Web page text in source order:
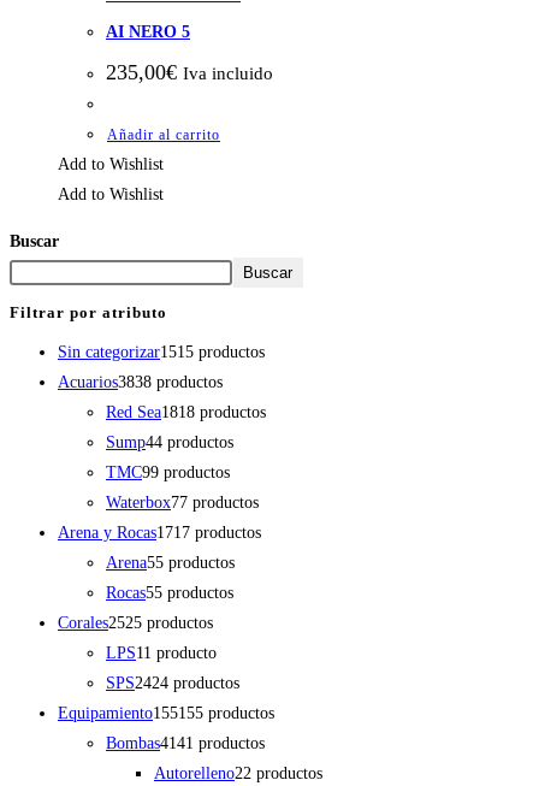
AI NERO 5
235,00€ Iva incluido
Añadir al carrito
Add to Wishlist
Add to Wishlist
Buscar
Buscar
Filtrar por atributo
Sin categorizar1515 productos
Acuarios3838 productos
Red Sea1818 productos
Sump44 productos
TMC99 productos
Waterbox77 productos
Arena y Rocas1717 productos
Arena55 productos
Rocas55 productos
Corales2525 productos
LPS11 producto
SPS2424 productos
Equipamiento155155 productos
Bombas4141 productos
Autorelleno22 productos